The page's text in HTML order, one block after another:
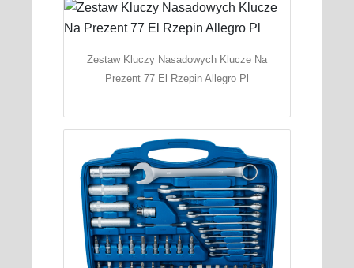
Zestaw Kluczy Nasadowych Klucze Na
Prezent 77 El Rzepin Allegro Pl